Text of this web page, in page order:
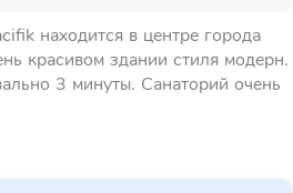
находится в центре города
красивом здании стиля модерн.
3 минуты. Санаторий очень